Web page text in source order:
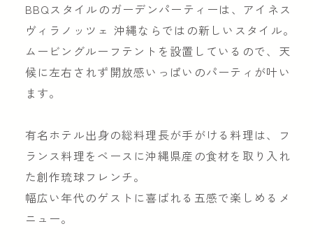
BBQスタイルのガーデンパーティーは、アイネス
ヴィラノッツェ 沖縄ならではの新しいスタイル。
ムービングルーフテントを設置しているので、天
候に左右されず開放感いっぱいのパーティが叶い
ます。
有名ホテル出身の総料理長が手がける料理は、フ
ランス料理をベースに沖縄県産の食材を取り入れ
た創作琉球フレンチ。
幅広い年代のゲストに喜ばれる五感で楽しめるメ
ニュー。